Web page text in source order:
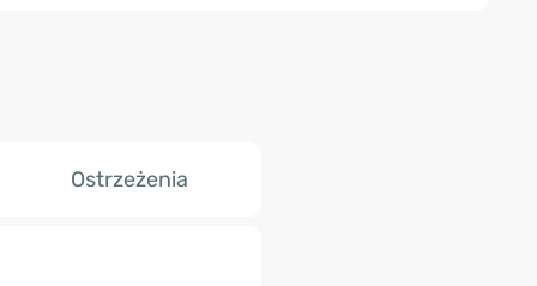
Ostrzeżenia